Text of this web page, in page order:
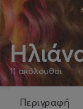
11 ακόλουθοι
Περιγραφή